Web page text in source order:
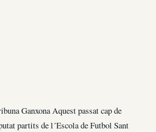
Ganxona Aquest passat cap de
partits de l´Escola de Futbol Sant